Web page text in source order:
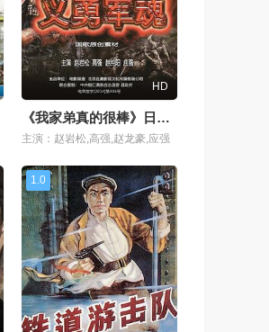
HD
《我家弟真的很棒》日韩剧
主演：赵岩松,高强,赵龙豪,应强
1.0